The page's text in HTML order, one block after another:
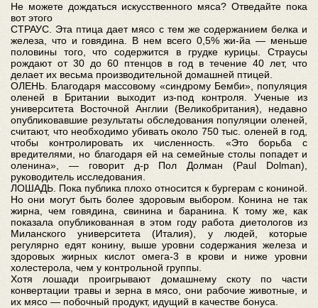
Не можете дождаться искусственного мяса? Отведайте пока
вот этого
СТРАУС. Эта птица дает мясо с тем же содержанием белка и
железа, что и говядина. В нем всего 0,5% жи-йа — меньше
половины того, что содержится в грудке курицы. Страусы
рождают от 30 до 60 птенцов в год в течение 40 лет, что
делает их весьма производительной домашней птицей.
ОЛЕНЬ. Благодаря массовому «синдрому Бемби», популяция
оленей в Британии выходит из-под контроля. Ученые из
университета Восточной Англии (Великобритания), недавно
опубликовавшие результаты обследования популяции оленей,
считают, что необходимо убивать около 750 тыс. оленей в год,
чтобы контролировать их численность. «Это борьба с
вредителями, но благодаря ей на семейные столы попадет и
оленина», — говорит д-р Пол Долман (Paul Dolman),
руководитель исследования.
ЛОШАДЬ. Пока публика плохо относится к бургерам с кониной.
Но они могут быть более здоровым выбором. Конина не так
жирна, чем говядина, свинина и баранина. К тому же, как
показала опубликованная в этом году работа диетологов из
Миланского университета (Италия), у людей, которые
регулярно едят конину, выше уровни содержания железа и
здоровых жирных кислот омега-3 в крови и ниже уровни
холестерола, чем у контрольной группы.
Хотя лошади проигрывают домашнему скоту по части
конвертации травы и зерна в мясо, они рабочие животные, и
их мясо — побочный продукт, идущий в качестве бонуса.